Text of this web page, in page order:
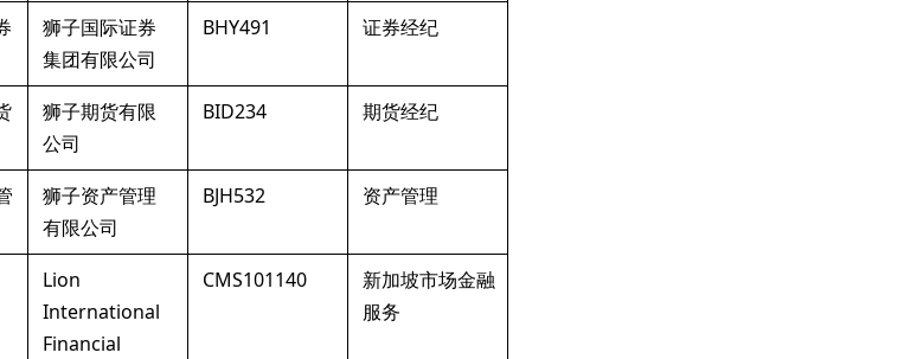
狮子国际证券
集团有限公司
BHY491 证券经纪
狮子期货有限
公司
BID234 期货经纪
狮子资产管理
有限公司
BJH532 资产管理
Lion
International
Financial
CMS101140
新加坡市场金融
服务